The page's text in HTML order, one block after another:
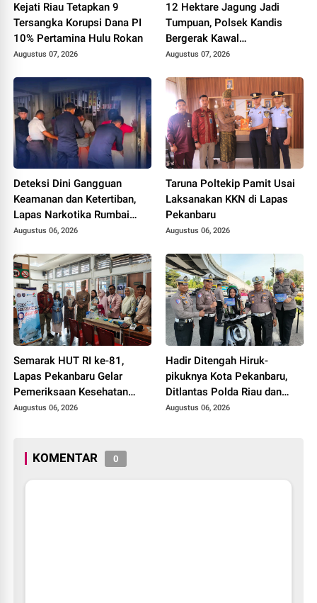
Kejati Riau Tetapkan 9
Tersangka Korupsi Dana PI
10% Pertamina Hulu Rokan
Augustus 07, 2026
12 Hektare Jagung Jadi
Tumpuan, Polsek Kandis
Bergerak Kawal
Swasembada Pangan
Augustus 07, 2026
Deteksi Dini Gangguan
Keamanan dan Ketertiban,
Lapas Narkotika Rumbai
Gelar Razia Rutin Blok
Augustus 06, 2026
Taruna Poltekip Pamit Usai
Laksanakan KKN di Lapas
Pekanbaru
Augustus 06, 2026
Semarak HUT RI ke-81,
Lapas Pekanbaru Gelar
Pemeriksaan Kesehatan
Gratis untuk Warga Binaan
Augustus 06, 2026
Hadir Ditengah Hiruk-
pikuknya Kota Pekanbaru,
Ditlantas Polda Riau dan
Polantas KARIB Kobarkan
Augustus 06, 2026
KOMENTAR 0